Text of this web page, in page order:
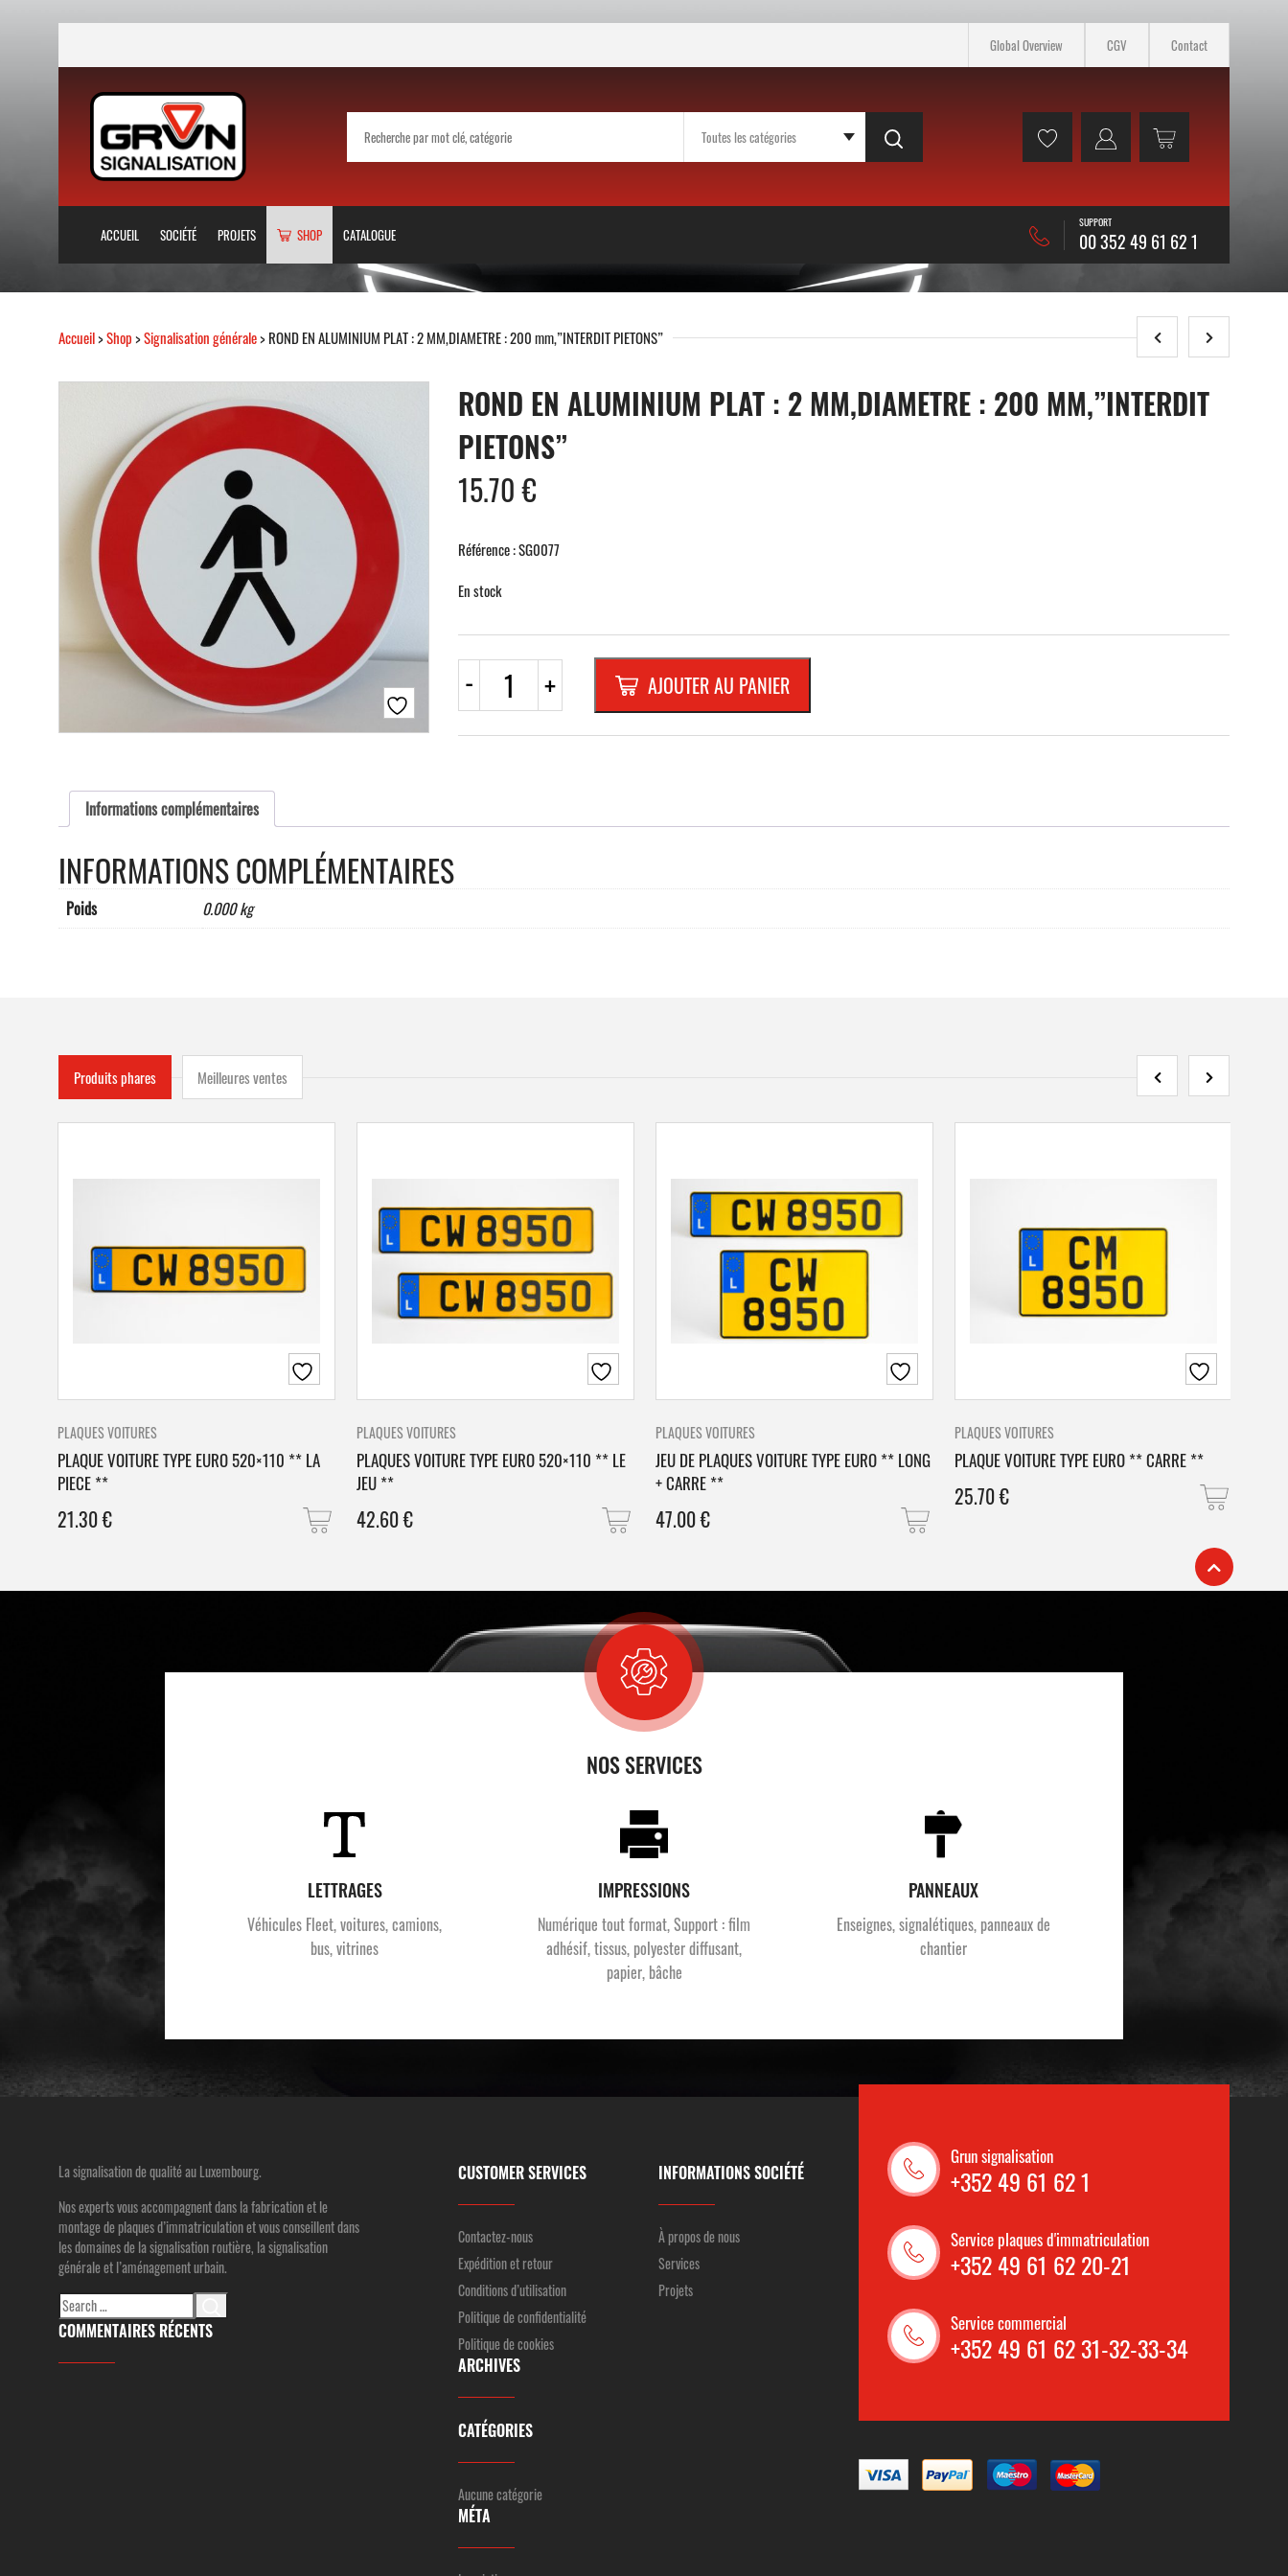
Global Overview CGV Contact
ACCUEIL SOCIÉTÉ PROJETS SHOP CATALOGUE
SUPPORT
00 352 49 61 62 1
Accueil>Shop>Signalisation générale> ROND EN ALUMINIUM PLAT : 2 MM,DIAMETRE : 200 mm,”INTERDIT PIETONS”
ROND EN ALUMINIUM PLAT : 2 MM,DIAMETRE : 200 MM,”INTERDIT
PIETONS”
15.70€
Référence : SG0077
En stock
- quantité
ROND
MM,DIAMETRE
+ AJOUTER AU PANIER
Informations complémentaires
INFORMATIONS COMPLÉMENTAIRES
Poids 0.000 kg
Produits phares Meilleures ventes
PLAQUES VOITURES
PLAQUE VOITURE TYPE EURO 520×110 ** LA
PIECE **
21.30€
PLAQUES VOITURES
PLAQUES VOITURE TYPE EURO 520×110 ** LE
JEU **
42.60€
PLAQUES VOITURES
JEU DE PLAQUES VOITURE TYPE EURO ** LONG
+ CARRE **
47.00€
PLAQUES VOITURES
PLAQUE VOITURE TYPE EURO ** CARRE **
25.70€
NOS SERVICES
LETTRAGES
Véhicules Fleet, voitures, camions,
bus, vitrines
IMPRESSIONS
Numérique tout format, Support : film
adhésif, tissus, polyester diffusant,
papier, bâche
PANNEAUX
Enseignes, signalétiques, panneaux de
chantier
La signalisation de qualité au Luxembourg.
Nos experts vous accompagnent dans la fabrication et le
montage de plaques d’immatriculation et vous conseillent dans
les domaines de la signalisation routière, la signalisation
générale et l’aménagement urbain.
Search
for:
COMMENTAIRES RÉCENTS
CUSTOMER SERVICES
Contactez-nous
Expédition et retour
Conditions d’utilisation
Politique de confidentialité
Politique de cookies
ARCHIVES
CATÉGORIES
Aucune catégorie
MÉTA
INFORMATIONS SOCIÉTÉ
À propos de nous
Services
Projets
Grun signalisation
+352 49 61 62 1
Service plaques d'immatriculation
+352 49 61 62 20-21
Service commercial
+352 49 61 62 31-32-33-34